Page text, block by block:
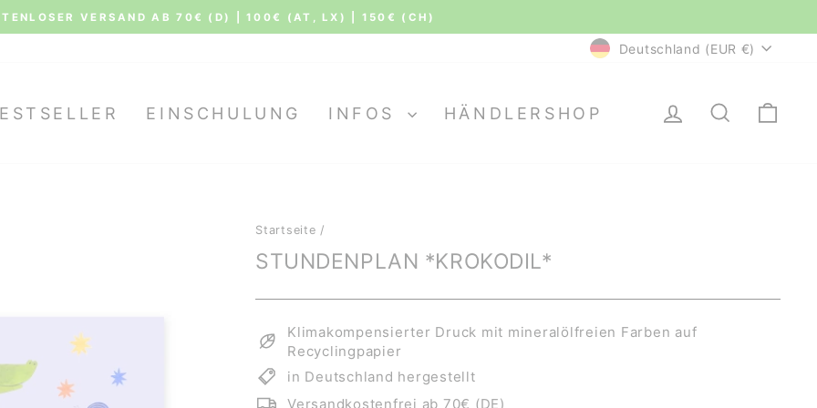
Pause
AUS 7.518 BEWERTUNGEN BEI TRUSTAMI Siehe alle Bewertungen.
WÄHRUNG
Deutschland (EUR €)
EINSCHULUNG INFOS HÄNDLERSHOP EINLOGGEN
SUCHE
Startseite /
STUNDENPLAN *KROKODIL*
Klimakompensierter Druck mit mineralölfreien Farben auf
Recyclingpapier
in Deutschland hergestellt
Versandkostenfrei ab 70€ (DE)